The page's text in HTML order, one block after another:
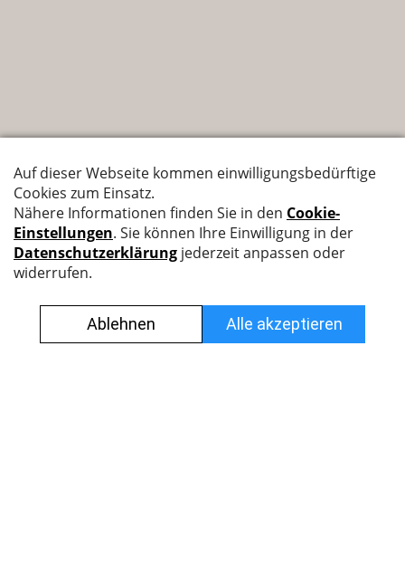
Nyffenegger Armaturen AG
Leutschenbachstrasse 38